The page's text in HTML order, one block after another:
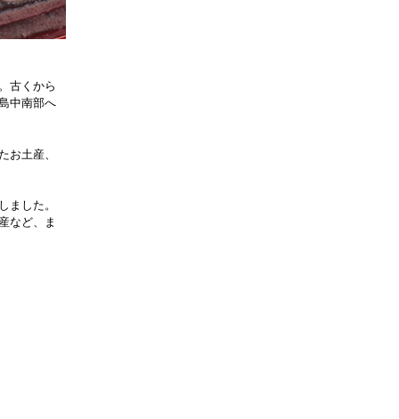
古くから
中南部へ
お土産、
ました。
など、ま